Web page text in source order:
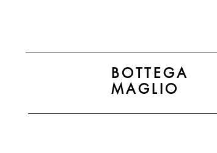
BOTTEGA
MAGLIO